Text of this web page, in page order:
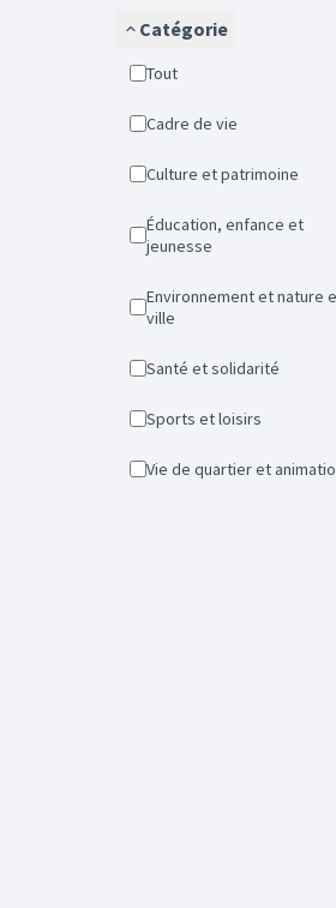
Catégorie
Tout
Cadre de vie
Culture et patrimoine
Éducation, enfance et
jeunesse
Environnement et nature en
ville
Santé et solidarité
Sports et loisirs
Vie de quartier et